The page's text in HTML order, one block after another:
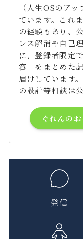
（人生OSのア
ています。これ
の経験もあり、
レス解消や自己
に、登録者限定
容」をまとめた
届けしています
の設計等相談は
ぐれんの
発信